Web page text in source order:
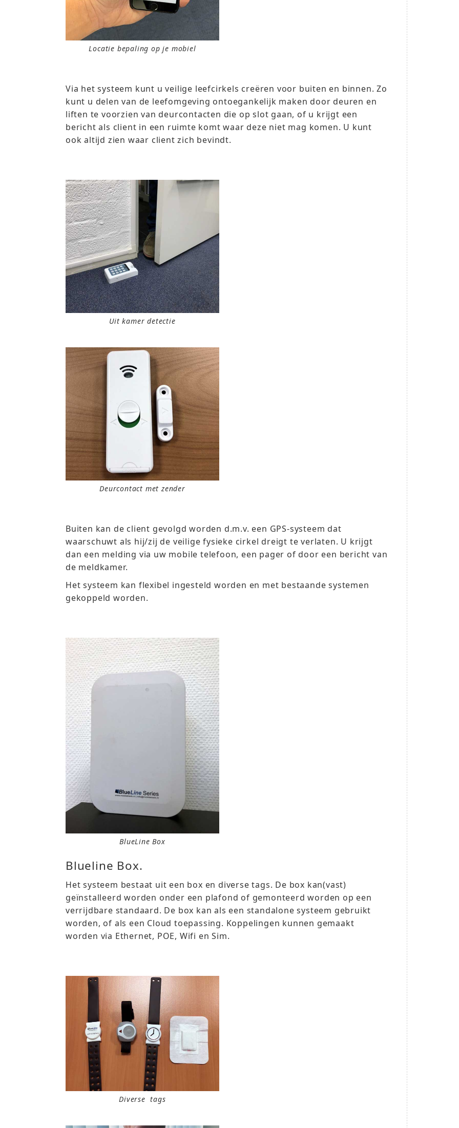
Locatie bepaling op je mobiel
Via het systeem kunt u veilige leefcirkels creëren voor buiten en binnen. Zo
kunt u delen van de leefomgeving ontoegankelijk maken door deuren en
liften te voorzien van deurcontacten die op slot gaan, of u krijgt een
bericht als client in een ruimte komt waar deze niet mag komen. U kunt
ook altijd zien waar client zich bevindt.
Uit kamer detectie
Deurcontact met zender
Buiten kan de client gevolgd worden d.m.v. een GPS-systeem dat
waarschuwt als hij/zij de veilige fysieke cirkel dreigt te verlaten. U krijgt
dan een melding via uw mobile telefoon, een pager of door een bericht van
de meldkamer.
Het systeem kan flexibel ingesteld worden en met bestaande systemen
gekoppeld worden.
BlueLine Box
Blueline Box.
Het systeem bestaat uit een box en diverse tags. De box kan(vast)
geïnstalleerd worden onder een plafond of gemonteerd worden op een
verrijdbare standaard. De box kan als een standalone systeem gebruikt
worden, of als een Cloud toepassing. Koppelingen kunnen gemaakt
worden via Ethernet, POE, Wifi en Sim.
Diverse tags